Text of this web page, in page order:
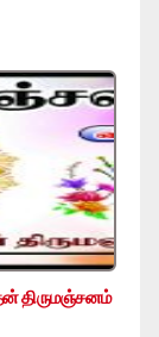
திருமஞ்சனம்